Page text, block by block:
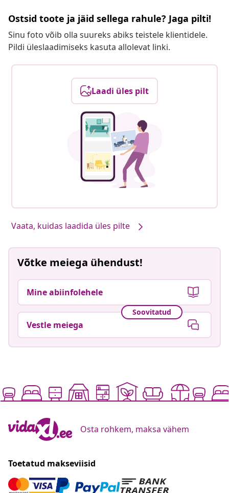
Ostsid toote ja jäid sellega rahule? Jaga pilti!
Sinu foto võib olla suureks abiks teistele klientidele.
Pildi üleslaadimiseks kasuta allolevat linki.
Laadi üles pilt
Vaata, kuidas laadida üles pilte
Võtke meiega ühendust!
Mine abiinfolehele
Soovitatud
Vestle meiega
Osta rohkem, maksa vähem
Toetatud makseviisid